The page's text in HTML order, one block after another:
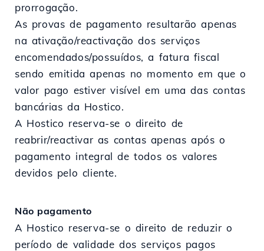
prorrogação.
As provas de pagamento resultarão apenas
na ativação/reactivação dos serviços
encomendados/possuídos, a fatura fiscal
sendo emitida apenas no momento em que o
valor pago estiver visível em uma das contas
bancárias da Hostico.
A Hostico reserva-se o direito de
reabrir/reactivar as contas apenas após o
pagamento integral de todos os valores
devidos pelo cliente.
Não pagamento
A Hostico reserva-se o direito de reduzir o
período de validade dos serviços pagos